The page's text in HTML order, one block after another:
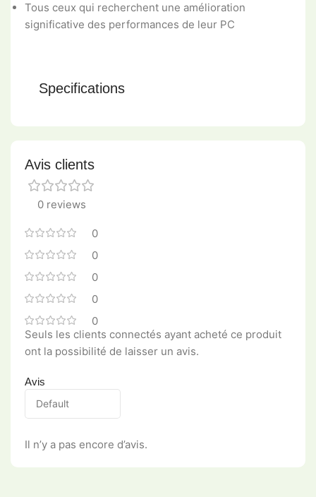
Tous ceux qui recherchent une amélioration
significative des performances de leur PC
Specifications
Avis clients
0 reviews
0
0
0
0
0
Avis
Il n’y a pas encore d’avis.
Seuls les clients connectés ayant acheté ce produit
ont la possibilité de laisser un avis.